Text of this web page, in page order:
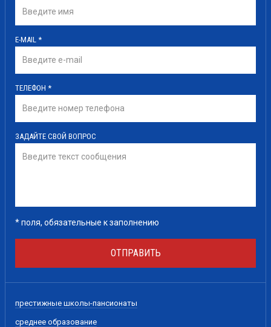
E-MAIL *
ТЕЛЕФОН *
ЗАДАЙТЕ СВОЙ ВОПРОС
*поля, обязательные к заполнению
ОТПРАВИТЬ
престижные школы-пансионаты
среднее образование